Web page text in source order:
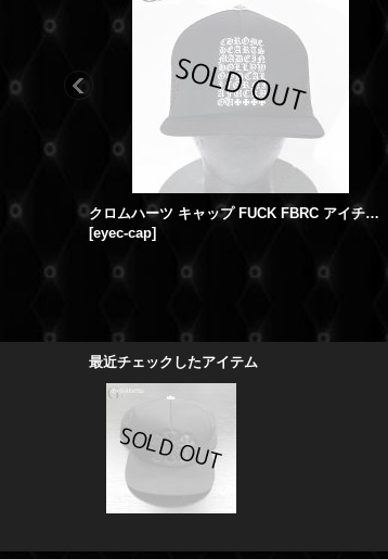
クロムハーツ キャップ FUCK FBRC アイチャート 新作
[eyec-cap]
最近チェックしたアイテム